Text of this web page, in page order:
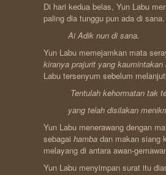
Di hari kedua belas, Yun Labu
paling dia tunggu pun ada di sana.
Ai Adik nun di sana.
Yun Labu memejamkan mata
kiranya prajurit yang
Labu tersenyum sebelum
Tentulah kehormatan tak
yang telah disilakan
Yun Labu menerawang dengan
sebagai hamba dan makan siang
melayang di antara awan-
Yun Labu menyimpan surat itu